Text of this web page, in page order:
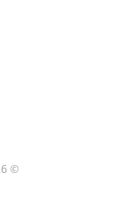
© 2026 כל הזכויות שמורות ל-B.Levinbook